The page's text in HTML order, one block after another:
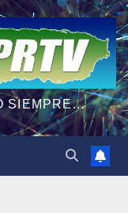
SIEMPRE...